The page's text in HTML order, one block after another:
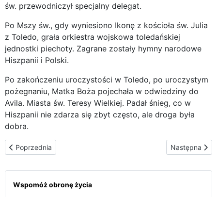
św. przewodniczył specjalny delegat.
Po Mszy św., gdy wyniesiono Ikonę z kościoła św. Julia
z Toledo, grała orkiestra wojskowa toledańskiej
jednostki piechoty. Zagrane zostały hymny narodowe
Hiszpanii i Polski.
Po zakończeniu uroczystości w Toledo, po uroczystym
pożegnaniu, Matka Boża pojechała w odwiedziny do
Avila. Miasta św. Teresy Wielkiej. Padał śnieg, co w
Hiszpanii nie zdarza się zbyt często, ale droga była
dobra.
Poprzednia strona: W Uniwersytecie Mistyki w Avila – śladami św.
Poprzednia Następna
Następna
Wspomóż obronę życia